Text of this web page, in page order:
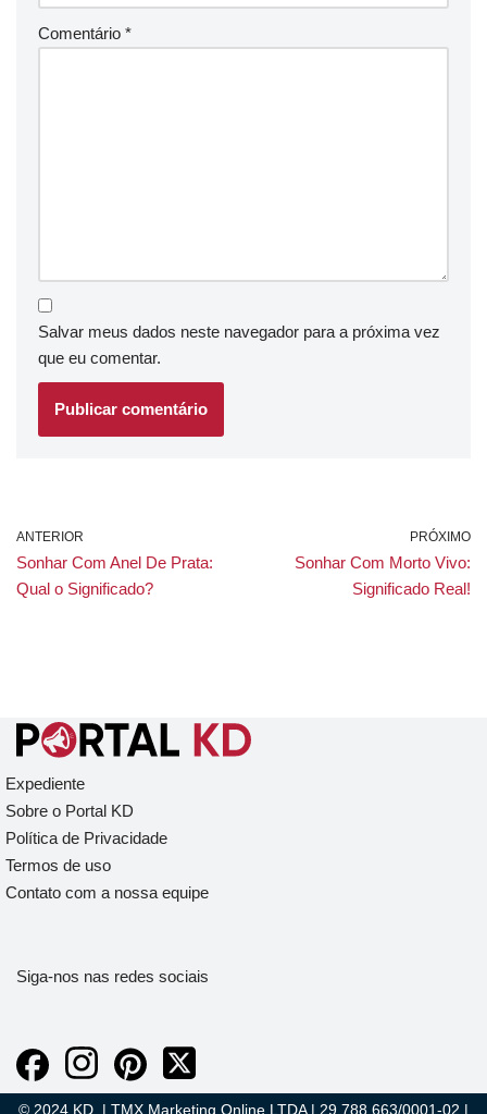
Comentário *
Salvar meus dados neste navegador para a próxima vez
que eu comentar.
ANTERIOR
Sonhar Com Anel De Prata:
Qual o Significado?
PRÓXIMO
Sonhar Com Morto Vivo:
Significado Real!
Expediente
Sobre o Portal KD
Política de Privacidade
Termos de uso
Contato com a nossa equipe
Siga-nos nas redes sociais
© 2024 KD. | TMX Marketing Online LTDA | 29.788.663/0001-02 |